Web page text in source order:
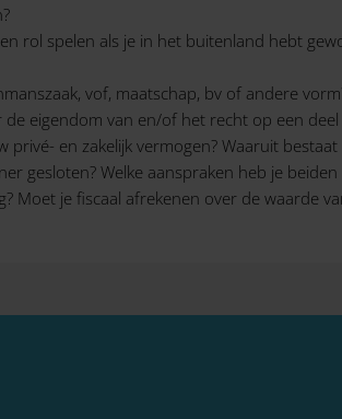
rol spelen als je in het buitenland hebt
vof, maatschap, bv of andere
eigendom van en/of het recht op een
en zakelijk vermogen? Waaruit
gesloten? Welke aanspraken heb je
Moet je fiscaal afrekenen over de waarde